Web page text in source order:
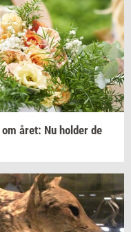
om året: Nu hol­der de